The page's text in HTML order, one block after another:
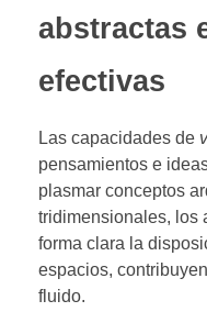
abstractas
efectivas
Las capacidades de
pensamientos e
plasmar conceptos
tridimensionales, los
forma clara la
espacios,
fluido.